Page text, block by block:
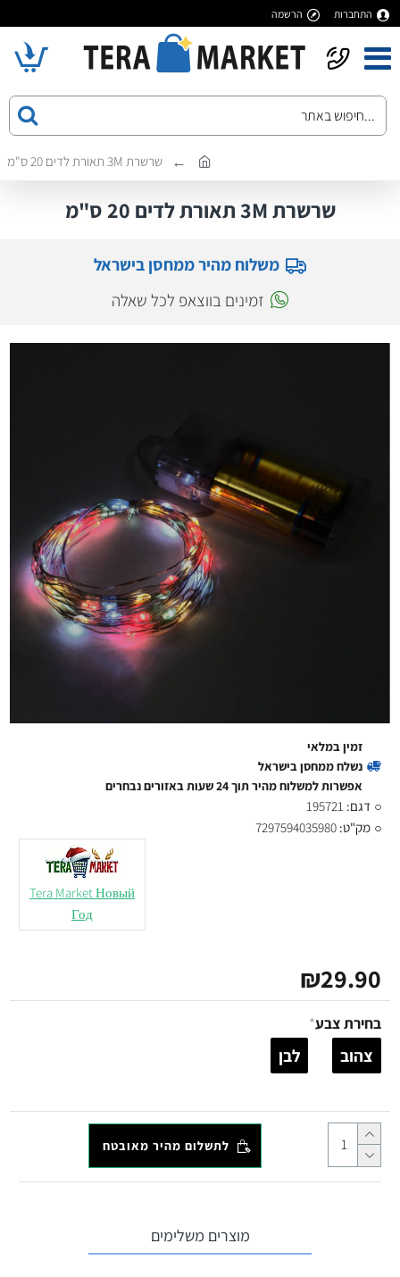
התחברות הרשמה
שרשרת 3M תאורת לדים 20 ס"מ
שרשרת 3M תאורת לדים 20 ס"מ
משלוח מהיר ממחסן בישראל
זמינים בווצאפ לכל שאלה
₪29.90
זמין במלאי
נשלח ממחסן בישראל
אפשרות למשלוח מהיר תוך 24 שעות באזורים נבחרים
דגם: 195721
מק"ט: 7297594035980
Tera Market Новый
Год
בחירת צבע
צהוב לבן
לתשלום מהיר מאובטח
מוצרים משלימים